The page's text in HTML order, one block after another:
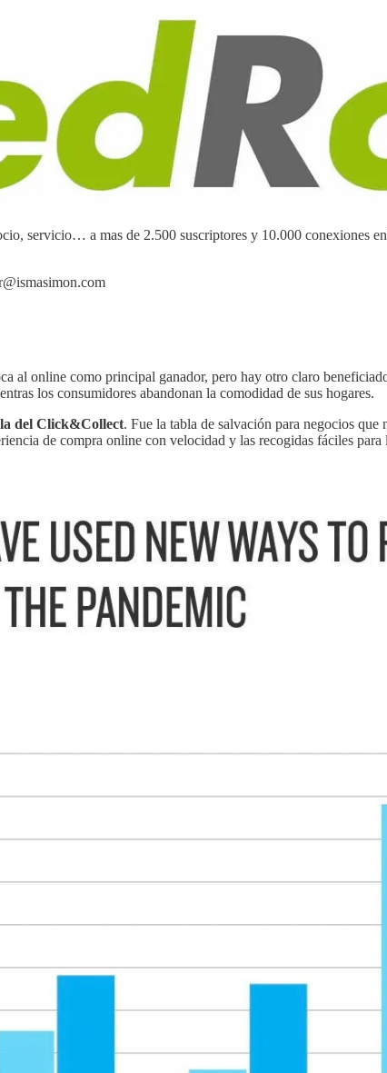
servicio… a mas de 2.500 suscriptores y 10.000 conexiones
al online como principal ganador, pero hay otro claro
los consumidores abandonan la comodidad de sus hogares.
del Click&Collect. Fue la tabla de salvación para negocios
de compra online con velocidad y las recogidas fáciles para